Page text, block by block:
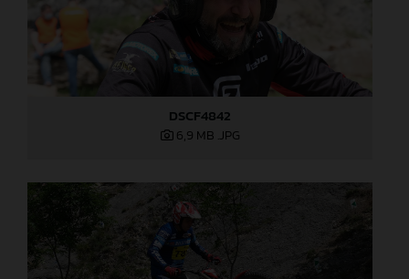
DSCF4842
6,9 MB .JPG